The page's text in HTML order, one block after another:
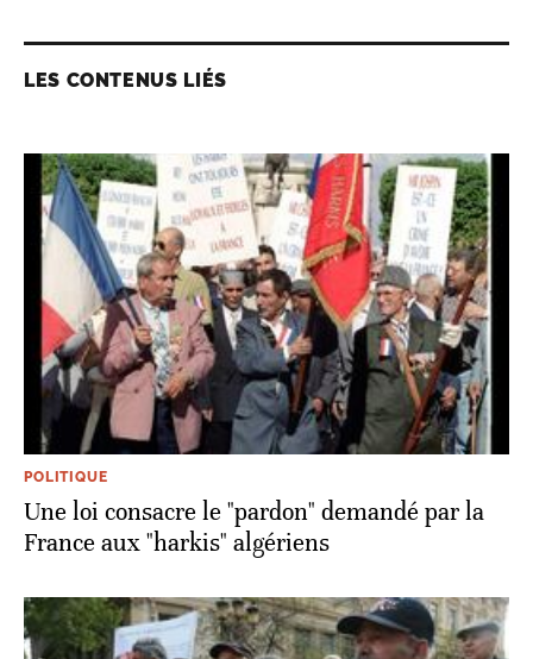
LES CONTENUS LIÉS
POLITIQUE
Une loi consacre le "pardon" demandé par la
France aux "harkis" algériens